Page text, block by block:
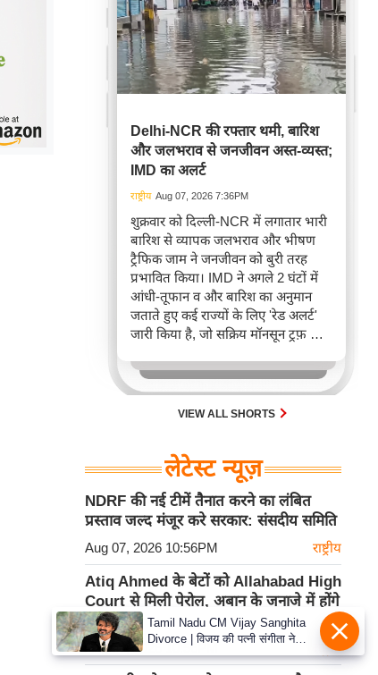
Delhi-NCR की रफ्तार थमी, बारिश
और जलभराव से जनजीवन अस्त-व्यस्त;
IMD का अलर्ट
राष्ट्रीय Aug 07, 2026 7:36PM
शुक्रवार को दिल्ली-NCR में लगातार भारी
बारिश से व्यापक जलभराव और भीषण
ट्रैफिक जाम ने जनजीवन को बुरी तरह
प्रभावित किया। IMD ने अगले 2 घंटों में
आंधी-तूफान व और बारिश का अनुमान
जताते हुए कई राज्यों के लिए 'रेड अलर्ट'
जारी किया है, जो सक्रिय मॉनसून ट्रफ़ और
जिससे यातायात बाधित होने के साथ-साथ
सफदरजंग अस्पताल में भी जलभराव की
स्थिति बनी।VIEW ALL SHORTS
लेटेस्ट न्यूज़
NDRF की नई टीमें तैनात करने का लंबित
प्रस्ताव जल्द मंजूर करे सरकार: संसदीय समिति
Aug 07, 2026 10:56PM राष्ट्रीय
Atiq Ahmed के बेटों को Allahabad High
Court से मिली पेरोल, अबान के जनाजे में होंगे
शामिल
Aug 07, 2026 10:56PM राष्ट्रीय
Tamil Nadu CM Vijay Sanghita
Divorce | विजय की पत्नी संगीता ने
वापस ली तलाक की अर्जी, कोर्ट ने मामले
को किया निपटाया